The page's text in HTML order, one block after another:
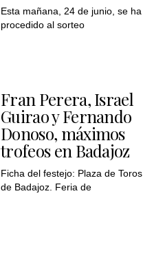
Esta mañana, 24 de junio, se ha
procedido al sorteo
Fran Perera, Israel
Guirao y Fernando
Donoso, máximos
trofeos en Badajoz
Ficha del festejo: Plaza de Toros
de Badajoz. Feria de